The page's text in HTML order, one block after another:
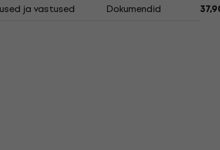
ja vastused Dokumendid